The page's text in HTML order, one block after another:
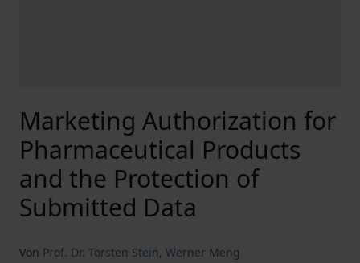
Marketing Authorization for
Pharmaceutical Products
and the Protection of
Submitted Data
Von Prof. Dr. Torsten Stein, Werner Meng